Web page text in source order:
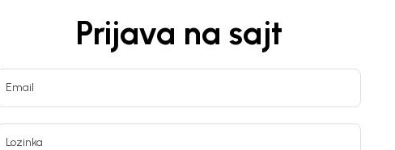
Prijava na sajt
Email
Lozinka